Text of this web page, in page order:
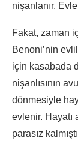
nişanlanır.
Fakat, zaman
Benoni’nin
için kasabada
nişanlısının
dönmesiyle
evlenir.
parasız